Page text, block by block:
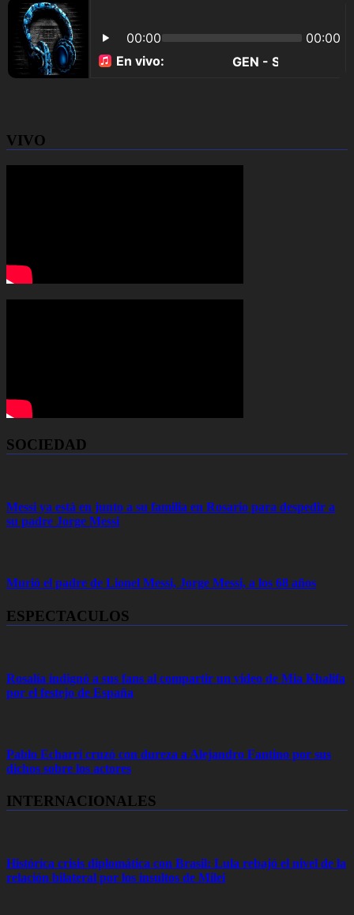
VIVO
SOCIEDAD
Messi ya está en junto a su familia en Rosario para despedir a
su padre Jorge Messi
Murió el padre de Lionel Messi, Jorge Messi, a los 68 años
ESPECTACULOS
Rosalía indignó a sus fans al compartir un video de Mia Khalifa
por el festejo de España
Pablo Echarri cruzó con dureza a Alejandro Fantino por sus
dichos sobre los actores
INTERNACIONALES
Histórica crisis diplomática con Brasil: Lula rebajó el nivel de la
relación bilateral por los insultos de Milei